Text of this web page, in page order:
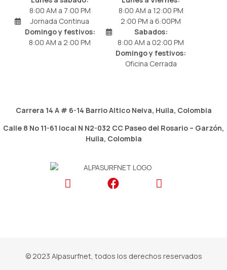
8:00 AM a 7:00 PM
Jornada Continua
Domingo y festivos:
8:00 AM a 2:00 PM
8:00 AM a 12:00 PM
2:00 PM a 6:00PM
Sabados:
8:00 AM a 02:00 PM
Domingo y festivos:
Oficina Cerrada
Carrera 14 A # 6-14 Barrio Altico Neiva, Huila, Colombia
Calle 8 No 11-61 local N N2-032 CC Paseo del Rosario – Garzón,
Huila, Colombia
© 2023 Alpasurfnet, todos los derechos reservados